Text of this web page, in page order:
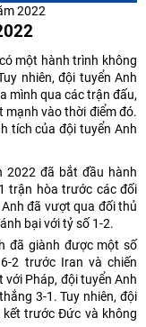
2022
một hành trình không
nhiên, đội tuyển Anh
mình qua các trận đấu,
mạnh vào thời điểm đó.
tích của đội tuyển Anh
2022 đã bắt đầu hành
trận hòa trước các đối
đã vượt qua đối thủ
bại với tỷ số 1-2.
đã giành được một số
2 trước Iran và chiến
Pháp, đội tuyển Anh
3-1. Tuy nhiên, đội
trước Đức và không